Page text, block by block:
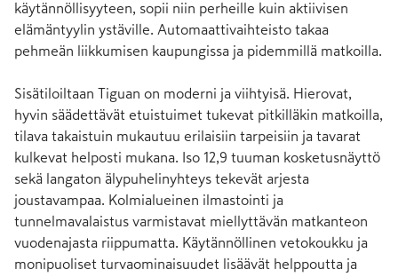
käytännöllisyyteen, sopii niin perheille kuin aktiivisen
elämäntyylin ystäville. Automaattivaihteisto takaa
pehmeän liikkumisen kaupungissa ja pidemmillä matkoilla.
Sisätiloiltaan Tiguan on moderni ja viihtyisä. Hierovat,
hyvin säädettävät etuistuimet tukevat pitkilläkin matkoilla,
tilava takaistuin mukautuu erilaisiin tarpeisiin ja tavarat
kulkevat helposti mukana. Iso 12,9 tuuman kosketusnäyttö
sekä langaton älypuhelinyhteys tekevät arjesta
joustavampaa. Kolmialueinen ilmastointi ja
tunnelmavalaistus varmistavat miellyttävän matkanteon
vuodenajasta riippumatta. Käytännöllinen vetokoukku ja
monipuoliset turvaominaisuudet lisäävät helppoutta ja